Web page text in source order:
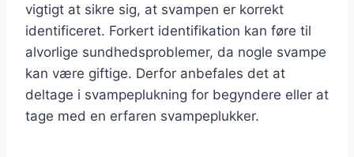
vigtigt at sikre sig, at svampen er korrekt
identificeret. Forkert identifikation kan føre til
alvorlige sundhedsproblemer, da nogle svampe
kan være giftige. Derfor anbefales det at
deltage i svampeplukning for begyndere eller at
tage med en erfaren svampeplukker.